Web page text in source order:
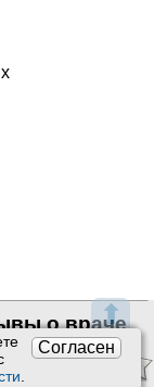
⬆
Согласен
.
о враче